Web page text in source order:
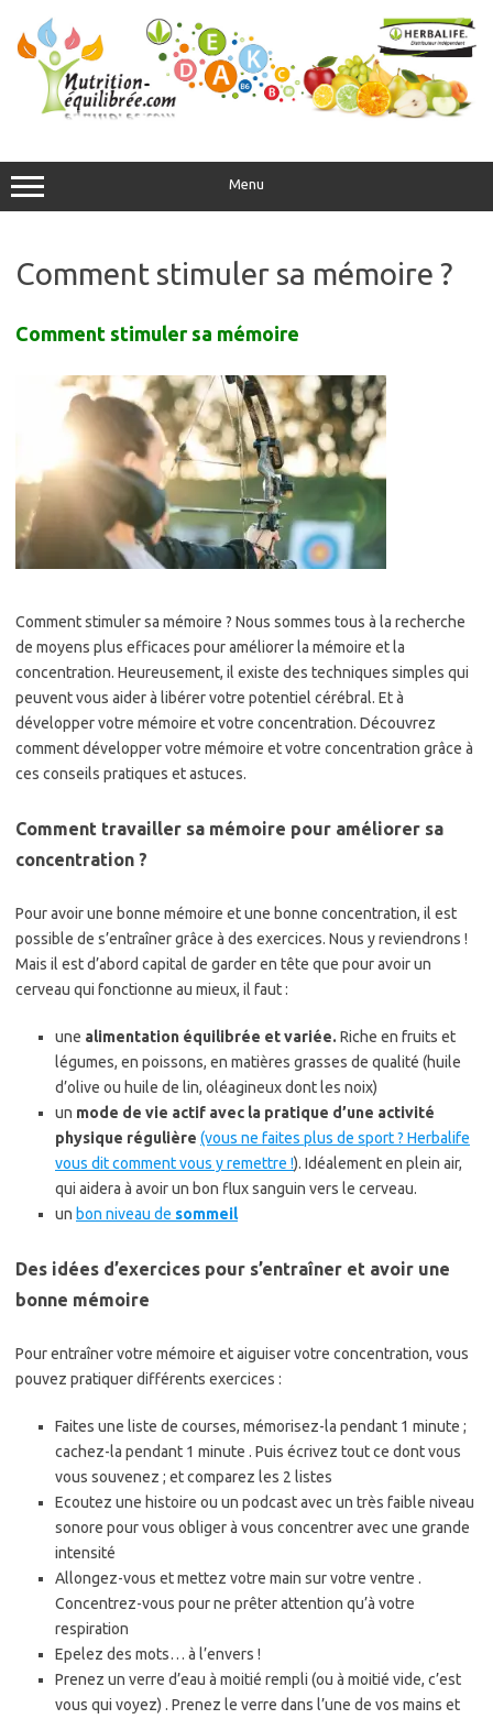
contenu
Menu
Comment stimuler sa mémoire ?
Comment stimuler sa mémoire
Comment stimuler sa mémoire ? Nous sommes tous à la recherche
de moyens plus efficaces pour améliorer la mémoire et la
concentration. Heureusement, il existe des techniques simples qui
peuvent vous aider à libérer votre potentiel cérébral. Et à
développer votre mémoire et votre concentration. Découvrez
comment développer votre mémoire et votre concentration grâce à
ces conseils pratiques et astuces.
Comment travailler sa mémoire pour améliorer sa
concentration ?
Pour avoir une bonne mémoire et une bonne concentration, il est
possible de s’entraîner grâce à des exercices. Nous y reviendrons !
Mais il est d’abord capital de garder en tête que pour avoir un
cerveau qui fonctionne au mieux, il faut :
une alimentation équilibrée et variée. Riche en fruits et
légumes, en poissons, en matières grasses de qualité (huile
d’olive ou huile de lin, oléagineux dont les noix)
un mode de vie actif avec la pratique d’une activité
physique régulière (vous ne faites plus de sport ? Herbalife
vous dit comment vous y remettre !). Idéalement en plein air,
qui aidera à avoir un bon flux sanguin vers le cerveau.
un bon niveau de sommeil
Des idées d’exercices pour s’entraîner et avoir une
bonne mémoire
Pour entraîner votre mémoire et aiguiser votre concentration, vous
pouvez pratiquer différents exercices :
Faites une liste de courses, mémorisez-la pendant 1 minute ;
cachez-la pendant 1 minute . Puis écrivez tout ce dont vous
vous souvenez ; et comparez les 2 listes
Ecoutez une histoire ou un podcast avec un très faible niveau
sonore pour vous obliger à vous concentrer avec une grande
intensité
Allongez-vous et mettez votre main sur votre ventre .
Concentrez-vous pour ne prêter attention qu’à votre
respiration
Epelez des mots… à l’envers !
Prenez un verre d’eau à moitié rempli (ou à moitié vide, c’est
vous qui voyez) . Prenez le verre dans l’une de vos mains et